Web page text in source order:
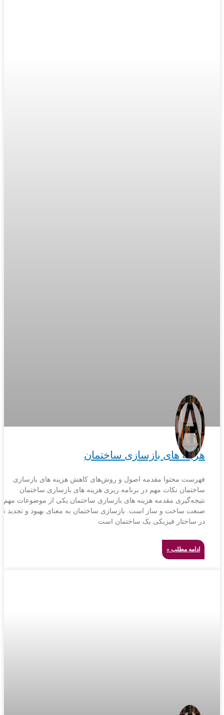
هزینه های بازسازی ساختمان
فهرست محتوا مقدمه اصول و روش‌های کاهش هزینه های بازسازی
ساختمان نکات مهم در برنامه ریزی هزینه های بازسازی ساختمان
نتیجه‌گیری مقدمه هزینه های بازسازی ساختمان یکی از موضوعات مهم
صنعت ساخت و ساز است. بازسازی ساختمان به معنای بهبود و تجدید
در ساختار فیزیکی یک ساختمان است
ادامه مطلب »